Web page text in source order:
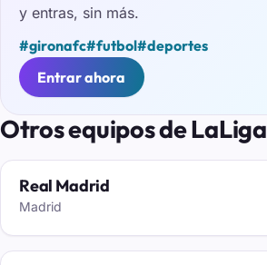
y entras, sin más.
#gironafc#futbol#deportes
Entrar ahora
Otros equipos de LaLiga
Real Madrid
Madrid